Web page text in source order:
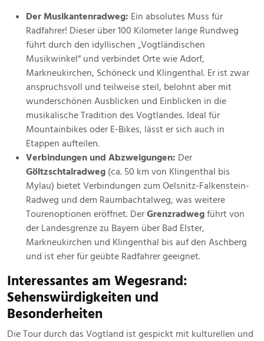
Der Musikantenradweg: Ein absolutes Muss für
Radfahrer! Dieser über 100 Kilometer lange Rundweg
führt durch den idyllischen „Vogtländischen
Musikwinkel“ und verbindet Orte wie Adorf,
Markneukirchen, Schöneck und Klingenthal. Er ist zwar
anspruchsvoll und teilweise steil, belohnt aber mit
wunderschönen Ausblicken und Einblicken in die
musikalische Tradition des Vogtlandes. Ideal für
Mountainbikes oder E-Bikes, lässt er sich auch in
Etappen aufteilen.
Verbindungen und Abzweigungen: Der
Göltzschtalradweg (ca. 50 km von Klingenthal bis
Mylau) bietet Verbindungen zum Oelsnitz-Falkenstein-
Radweg und dem Raumbachtalweg, was weitere
Tourenoptionen eröffnet. DerGrenzradwegführt von
der Landesgrenze zu Bayern über Bad Elster,
Markneukirchen und Klingenthal bis auf den Aschberg
und ist eher für geübte Radfahrer geeignet.
Interessantes am Wegesrand:
Sehenswürdigkeiten und
Besonderheiten
Die Tour durch das Vogtland ist gespickt mit kulturellen und